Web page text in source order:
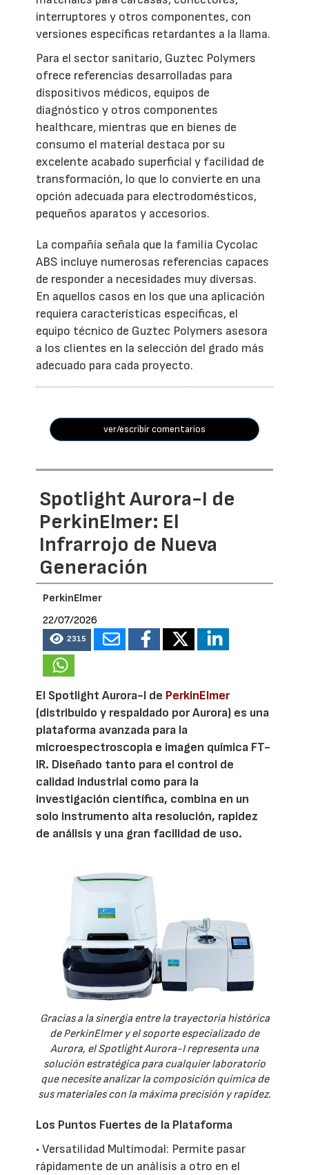
interruptores y otros componentes, con
versiones específicas retardantes a la llama.
Para el sector sanitario, Guztec Polymers
ofrece referencias desarrolladas para
dispositivos médicos, equipos de
diagnóstico y otros componentes
healthcare, mientras que en bienes de
consumo el material destaca por su
excelente acabado superficial y facilidad de
transformación, lo que lo convierte en una
opción adecuada para electrodomésticos,
pequeños aparatos y accesorios.
La compañía señala que la familia Cycolac
ABS incluye numerosas referencias capaces
de responder a necesidades muy diversas.
En aquellos casos en los que una aplicación
requiera características específicas, el
equipo técnico de Guztec Polymers asesora
a los clientes en la selección del grado más
adecuado para cada proyecto.
ver/escribir comentarios
Spotlight Aurora-I de
PerkinElmer: El
Infrarrojo de Nueva
Generación
PerkinElmer
22/07/2026
2315
El Spotlight Aurora-I de PerkinElmer
(distribuido y respaldado por Aurora) es una
plataforma avanzada para la
microespectroscopia e imagen química FT-
IR. Diseñado tanto para el control de
calidad industrial como para la
investigación científica, combina en un
solo instrumento alta resolución, rapidez
de análisis y una gran facilidad de uso.
Gracias a la sinergia entre la trayectoria histórica
de PerkinElmer y el soporte especializado de
Aurora, el Spotlight Aurora-I representa una
solución estratégica para cualquier laboratorio
que necesite analizar la composición química de
sus materiales con la máxima precisión y rapidez.
Los Puntos Fuertes de la Plataforma
• Versatilidad Multimodal: Permite pasar
rápidamente de un análisis a otro en el